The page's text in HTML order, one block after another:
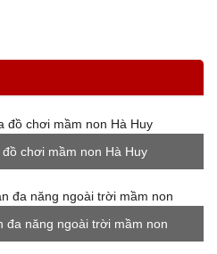
chơi mầm non Hà Huy
đa năng ngoài trời mầm non